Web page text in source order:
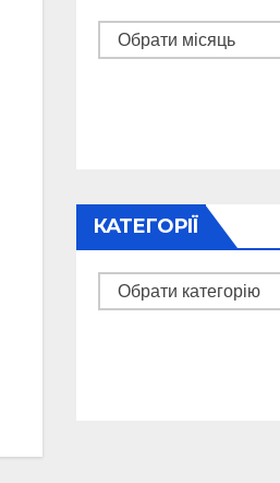
Архіви
КАТЕГОРІЇ
Категорії